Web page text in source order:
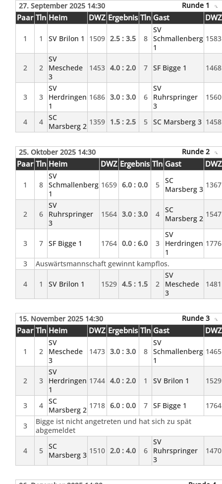
27. September 2025 14:30 Runde 1
Paar Tln Heim DWZ Ergebnis Tln Gast DWZ
1 1 SV Brilon 1 1509 2.5 : 3.5 8
SV
Schmallenberg
1
1583
2 2
SV
Meschede
3
1453 4.0 : 2.0 7 SF Bigge 1 1468
3 3
SV
Herdringen
1
1686 3.0 : 3.0 6
SV
Ruhrspringer
3
1560
4 4 SC
Marsberg 2 1359 1.5 : 2.5 5 SC Marsberg 3 1458
25. Oktober 2025 14:30 Runde 2
Paar Tln Heim DWZ Ergebnis Tln Gast DWZ
1 8
SV
Schmallenberg
1
1659 6.0 : 0.0 5 SC
Marsberg 3 1367
2 6
SV
Ruhrspringer
3
1564 3.0 : 3.0 4 SC
Marsberg 2 1547
3 7 SF Bigge 1 1764 0.0 : 6.0 3
SV
Herdringen
1
1776
3 Auswärtsmannschaft gewinnt kampflos.
4 1 SV Brilon 1 1529 4.5 : 1.5 2
SV
Meschede
3
1481
15. November 2025 14:30 Runde 3
Paar Tln Heim DWZ Ergebnis Tln Gast DWZ
1 2
SV
Meschede
3
1473 3.0 : 3.0 8
SV
Schmallenberg
1
1465
2 3
SV
Herdringen
1
1744 4.0 : 2.0 1 SV Brilon 1 1529
3 4 SC
Marsberg 2 1718 6.0 : 0.0 7 SF Bigge 1 1764
3
Bigge ist nicht angetreten und hat sich zu spät
abgemeldet
4 5 SC
Marsberg 3 1510 2.0 : 4.0 6
SV
Ruhrspringer
3
1470